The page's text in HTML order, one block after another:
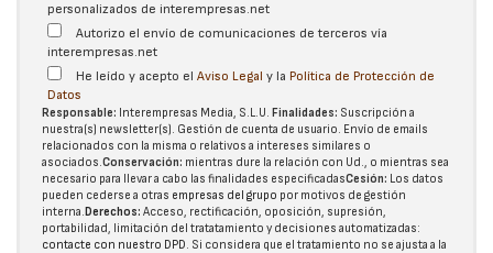
personalizados de interempresas.net
Autorizo el envío de comunicaciones de terceros vía
interempresas.net
He leído y acepto el Aviso Legal y la Política de Protección de
Datos
Responsable: Interempresas Media, S.L.U. Finalidades: Suscripción a
nuestra(s) newsletter(s). Gestión de cuenta de usuario. Envío de emails
relacionados con la misma o relativos a intereses similares o
asociados.Conservación: mientras dure la relación con Ud., o mientras sea
necesario para llevar a cabo las finalidades especificadasCesión: Los datos
pueden cederse a otras empresas del grupo por motivos de gestión
interna.Derechos: Acceso, rectificación, oposición, supresión,
portabilidad, limitación del tratatamiento y decisiones automatizadas:
contacte con nuestro DPD. Si considera que el tratamiento no se ajusta a la